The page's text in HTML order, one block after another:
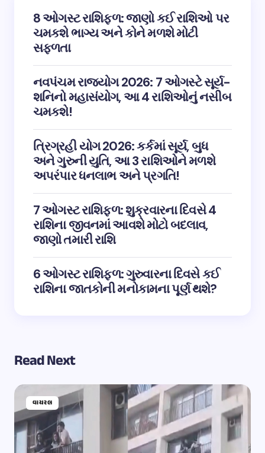
8 ઓગસ્ટ રાશિફળ: જાણો કઈ રાશિઓ પર
ચમકશે ભાગ્ય અને કોને મળશે મોટી
સફળતા
નવપંચમ રાજયોગ 2026: 7 ઓગસ્ટે સૂર્ય-
શનિનો મહાસંયોગ, આ 4 રાશિઓનું નસીબ
ચમકશે!
ત્રિગ્રહી યોગ 2026: કર્કમાં સૂર્ય, બુધ
અને ગુરુની યુતિ, આ 3 રાશિઓને મળશે
અપરંપાર ધનલાભ અને પ્રગતિ!
7 ઓગસ્ટ રાશિફળ: શુક્રવારના દિવસે 4
રાશિના જીવનમાં આવશે મોટો બદલાવ,
જાણો તમારી રાશિ
6 ઓગસ્ટ રાશિફળ: ગુરુવારના દિવસે કઈ
રાશિના જાતકોની મનોકામના પૂર્ણ થશે?
Read Next
વાયરલ